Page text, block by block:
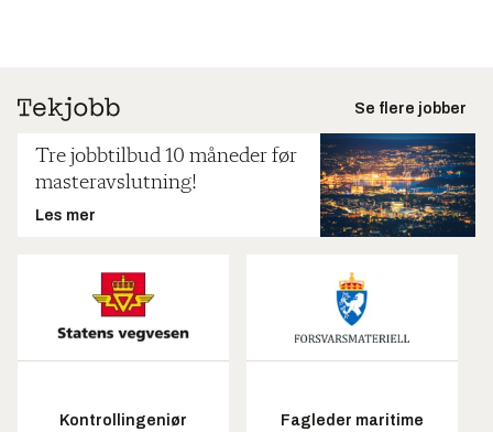
Se flere jobber
Tre jobbtilbud 10 måneder før
masteravslutning!
Les mer
Kontrollingeniør
Fagleder maritime